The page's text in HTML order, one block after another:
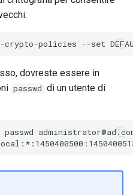
crypto-policies --set
dovreste essere in
passwd di un utente di
passwd